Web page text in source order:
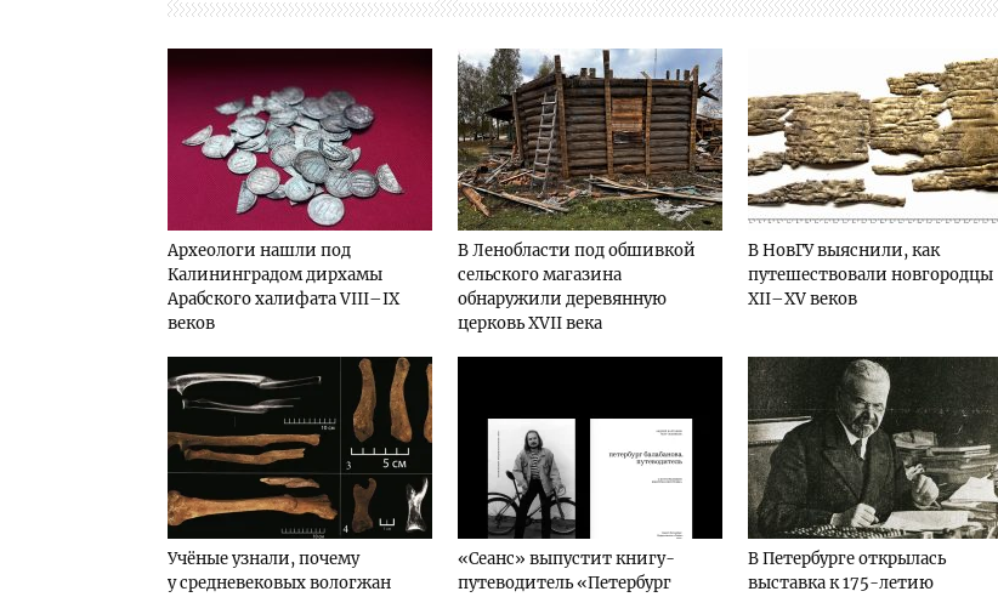
Археологи нашли под
Калининградом дирхамы
Арабского халифата VIII–IX
веков
В Ленобласти под обшивкой
сельского магазина
обнаружили деревянную
церковь XVII века
В НовГУ выяснили, как
путешествовали новгородцы
XII–XV веков
Учёные узнали, почему
у средневековых вологжан
«Сеанс» выпустит книгу-
путеводитель «Петербург
В Петербурге открылась
выставка к 175-летию